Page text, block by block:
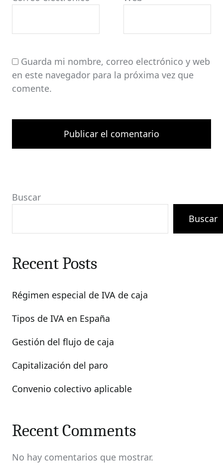
Guarda mi nombre, correo electrónico y web
en este navegador para la próxima vez que
comente.
Buscar
Buscar
Recent Posts
Régimen especial de IVA de caja
Tipos de IVA en España
Gestión del flujo de caja
Capitalización del paro
Convenio colectivo aplicable
Recent Comments
No hay comentarios que mostrar.